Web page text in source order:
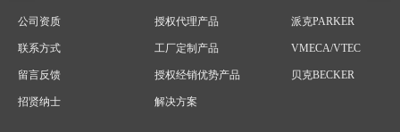
公司资质
联系方式
留言反馈
招贤纳士
授权代理产品
工厂定制产品
授权经销优势产品
解决方案
派克PARKER
VMECA/VTEC
贝克BECKER